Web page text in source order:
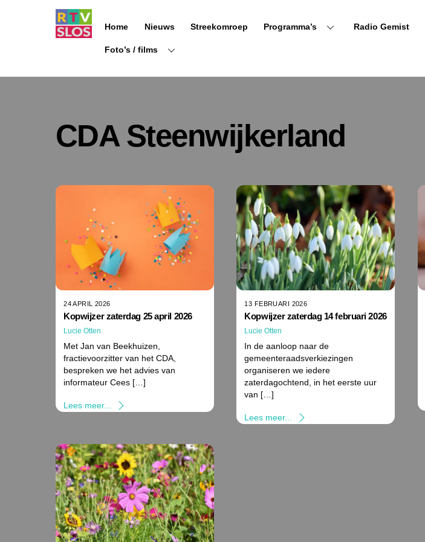
Home Nieuws Streekomroep Programma’s Radio Gemist
Foto’s / films
CDA Steenwijkerland
24 APRIL 2026
Kopwijzer zaterdag 25 april 2026
Lucie Otten
Met Jan van Beekhuizen,
fractievoorzitter van het CDA,
bespreken we het advies van
informateur Cees […]
Lees meer...
13 FEBRUARI 2026
Kopwijzer zaterdag 14 februari 2026
Lucie Otten
In de aanloop naar de
gemeenteraadsverkiezingen
organiseren we iedere
zaterdagochtend, in het eerste uur
van […]
Lees meer...